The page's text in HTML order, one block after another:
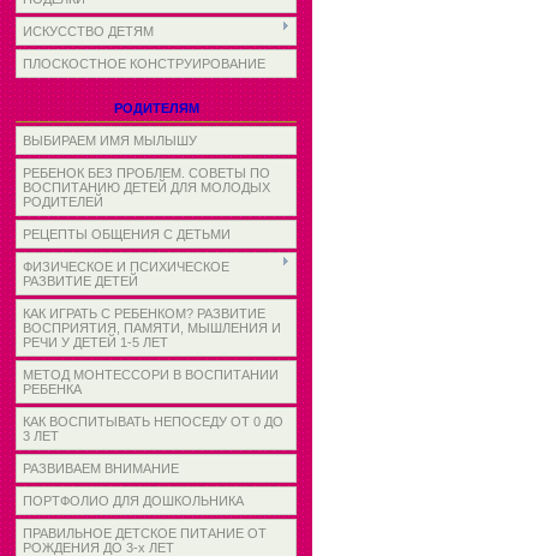
ИСКУССТВО ДЕТЯМ
ПЛОСКОСТНОЕ КОНСТРУИРОВАНИЕ
РОДИТЕЛЯМ
ВЫБИРАЕМ ИМЯ МЫЛЫШУ
РЕБЕНОК БЕЗ ПРОБЛЕМ. СОВЕТЫ ПО
ВОСПИТАНИЮ ДЕТЕЙ ДЛЯ МОЛОДЫХ
РОДИТЕЛЕЙ
РЕЦЕПТЫ ОБЩЕНИЯ С ДЕТЬМИ
ФИЗИЧЕСКОЕ И ПСИХИЧЕСКОЕ
РАЗВИТИЕ ДЕТЕЙ
КАК ИГРАТЬ С РЕБЕНКОМ? РАЗВИТИЕ
ВОСПРИЯТИЯ, ПАМЯТИ, МЫШЛЕНИЯ И
РЕЧИ У ДЕТЕЙ 1-5 ЛЕТ
МЕТОД МОНТЕССОРИ В ВОСПИТАНИИ
РЕБЕНКА
КАК ВОСПИТЫВАТЬ НЕПОСЕДУ ОТ 0 ДО
3 ЛЕТ
РАЗВИВАЕМ ВНИМАНИЕ
ПОРТФОЛИО ДЛЯ ДОШКОЛЬНИКА
ПРАВИЛЬНОЕ ДЕТСКОЕ ПИТАНИЕ ОТ
РОЖДЕНИЯ ДО 3-х ЛЕТ